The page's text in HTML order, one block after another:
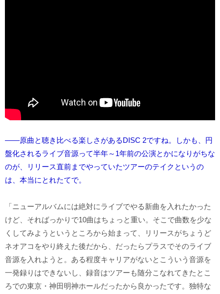
――原曲と聴き比べる楽しさがあるDISC 2ですね。しかも、円
盤化されるライブ音源って半年～1年前の公演とかになりがちな
のが、リリース直前までやっていたツアーのテイクというの
は、本当にとれたてで。
「ニューアルバムには絶対にライブでやる新曲を入れたかった
けど、そればっかりで10曲はちょっと重い。そこで曲数を少な
くしてみようというところから始まって、リリースがちょうど
ネオアコをやり終えた後だから、だったらプラスでそのライブ
音源を入れようと。ある程度キャリアがないとこういう音源を
一発録りはできないし、録音はツアーも随分こなれてきたとこ
ろでの東京・神田明神ホールだったから良かったです。独特な